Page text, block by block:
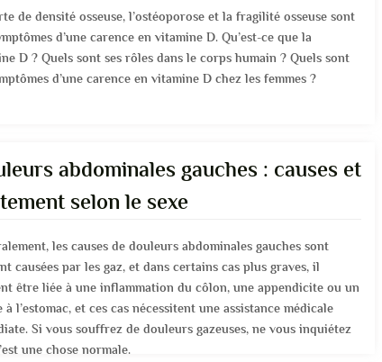
de densité osseuse, l’ostéoporose et la fragilité osseuse sont
d’une carence en vitamine D. Qu’est-ce que la
D ? Quels sont ses rôles dans le corps humain ? Quels sont
d’une carence en vitamine D chez les femmes ?
abdominales gauches : causes et
selon le sexe
les causes de douleurs abdominales gauches sont
causées par les gaz, et dans certains cas plus graves, il
être liée à une inflammation du côlon, une appendicite ou un
à l’estomac, et ces cas nécessitent une assistance médicale
Si vous souffrez de douleurs gazeuses, ne vous inquiétez
une chose normale.